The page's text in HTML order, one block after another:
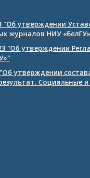
"Об утверждении
журналов НИУ «БелГУ»
"Об утверждении
утверждении
Социальные